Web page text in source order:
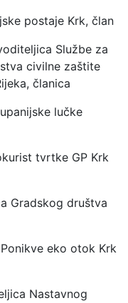
postaje Krk, član
Službe za
civilne zaštite
članica
lučke
tvrtke GP Krk
Gradskog društva
eko otok Krk
Nastavnog